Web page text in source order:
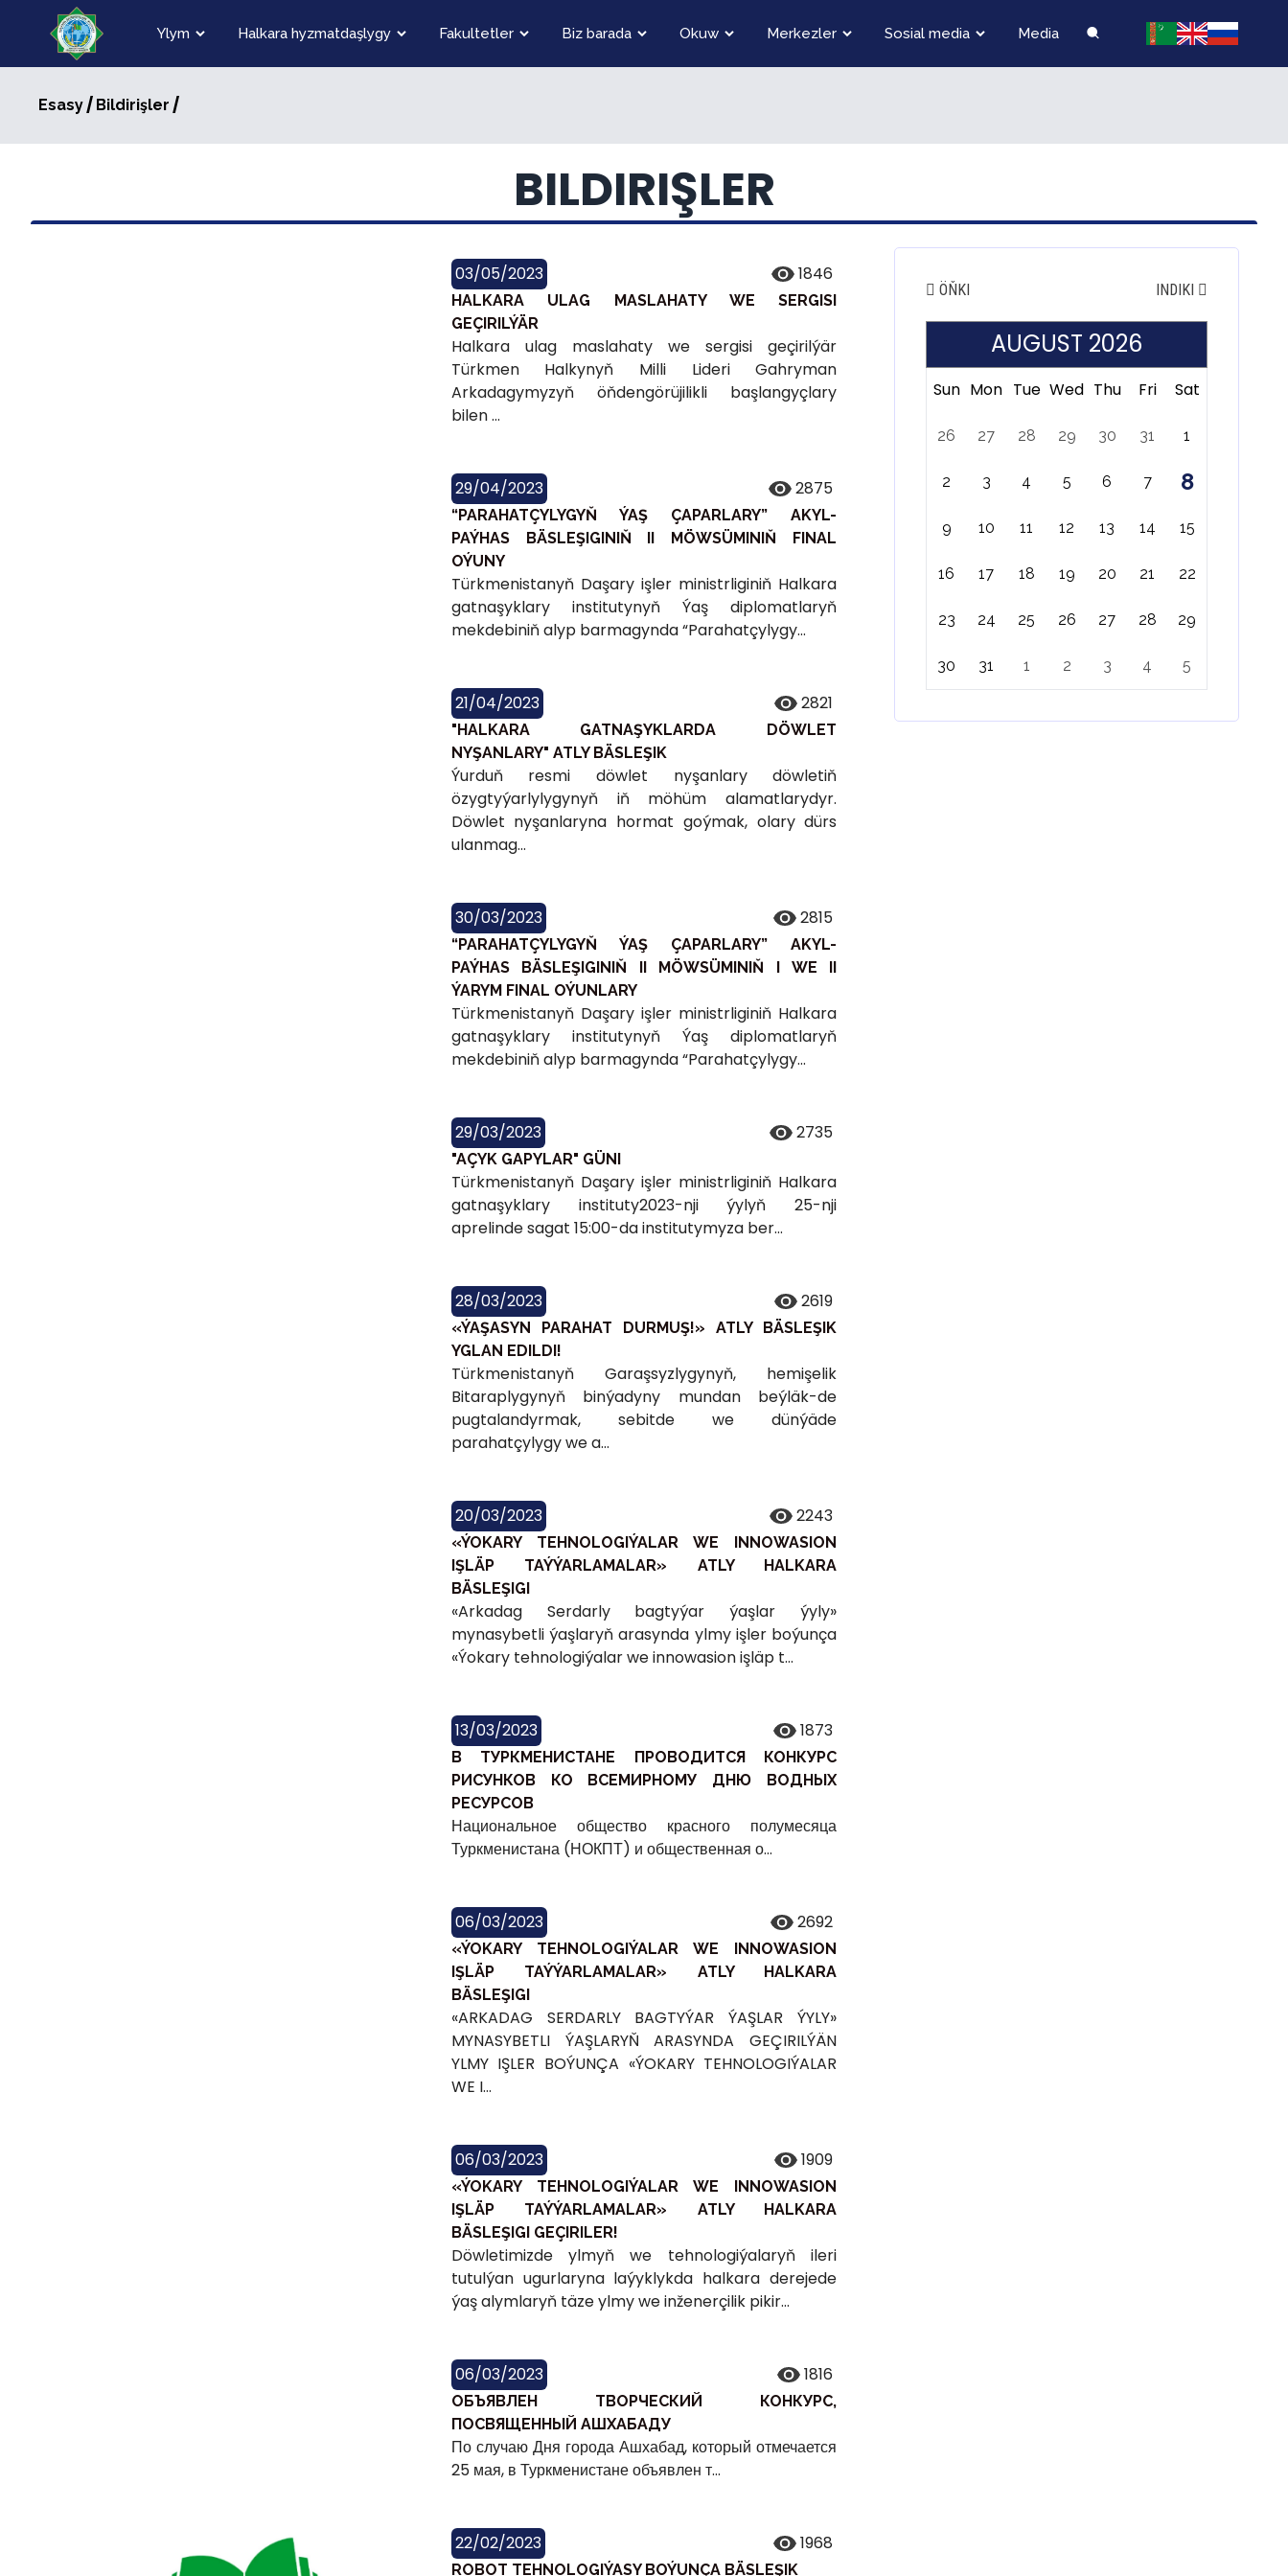
Ylym Halkara hyzmatdaşlygy Fakultetler Biz barada Okuw Merkezler Sosial media Media
Esasy/ Bildirişler /
BILDIRIŞLER
03/05/2023 1846
HALKARA ULAG MASLAHATY WE SERGISI
GEÇIRILÝÄR
Halkara ulag maslahaty we sergisi geçirilýär
Türkmen Halkynyň Milli Lideri Gahryman
Arkadagymyzyň öňdengörüjilikli başlangyçlary
bilen ...
29/04/2023 2875
“PARAHATÇYLYGYŇ ÝAŞ ÇAPARLARY” AKYL-
PAÝHAS BÄSLEŞIGINIŇ II MÖWSÜMINIŇ FINAL
OÝUNY
Türkmenistanyň Daşary işler ministrliginiň Halkara
gatnaşyklary institutynyň Ýaş diplomatlaryň
mekdebiniň alyp barmagynda “Parahatçylygy...
21/04/2023 2821
"HALKARA GATNAŞYKLARDA DÖWLET
NYŞANLARY" ATLY BÄSLEŞIK
Ýurduň resmi döwlet nyşanlary döwletiň
özygtyýarlylygynyň iň möhüm alamatlarydyr.
Döwlet nyşanlaryna hormat goýmak, olary dürs
ulanmag...
30/03/2023 2815
“PARAHATÇYLYGYŇ ÝAŞ ÇAPARLARY” AKYL-
PAÝHAS BÄSLEŞIGINIŇ II MÖWSÜMINIŇ I WE II
ÝARYM FINAL OÝUNLARY
Türkmenistanyň Daşary işler ministrliginiň Halkara
gatnaşyklary institutynyň Ýaş diplomatlaryň
mekdebiniň alyp barmagynda “Parahatçylygy...
29/03/2023 2735
"AÇYK GAPYLAR" GÜNI
Türkmenistanyň Daşary işler ministrliginiň Halkara
gatnaşyklary instituty2023-nji ýylyň 25-nji
aprelinde sagat 15:00-da institutymyza ber...
28/03/2023 2619
«ÝAŞASYN PARAHAT DURMUŞ!» ATLY BÄSLEŞIK
YGLAN EDILDI!
Türkmenistanyň Garaşsyzlygynyň, hemişelik
Bitaraplygynyň binýadyny mundan beýläk-de
pugtalandyrmak, sebitde we dünýäde
parahatçylygy we a...
20/03/2023 2243
«ÝOKARY TEHNOLOGIÝALAR WE INNOWASION
IŞLÄP TAÝÝARLAMALAR» ATLY HALKARA
BÄSLEŞIGI
«Arkadag Serdarly bagtyýar ýaşlar ýyly»
mynasybetli ýaşlaryň arasynda ylmy işler boýunça
«Ýokary tehnologiýalar we innowasion işläp t...
13/03/2023 1873
В ТУРКМЕНИСТАНЕ ПРОВОДИТСЯ КОНКУРС
РИСУНКОВ КО ВСЕМИРНОМУ ДНЮ ВОДНЫХ
РЕСУРСОВ
Национальное общество красного полумесяца
Туркменистана (НОКПТ) и общественная о...
06/03/2023 2692
«ÝOKARY TEHNOLOGIÝALAR WE INNOWASION
IŞLÄP TAÝÝARLAMALAR» ATLY HALKARA
BÄSLEŞIGI
«ARKADAG SERDARLY BAGTYÝAR ÝAŞLAR ÝYLY»
MYNASYBETLI ÝAŞLARYŇ ARASYNDA GEÇIRILÝÄN
YLMY IŞLER BOÝUNÇA «ÝOKARY TEHNOLOGIÝALAR
WE I...
06/03/2023 1909
«ÝOKARY TEHNOLOGIÝALAR WE INNOWASION
IŞLÄP TAÝÝARLAMALAR» ATLY HALKARA
BÄSLEŞIGI GEÇIRILER!
Döwletimizde ylmyň we tehnologiýalaryň ileri
tutulýan ugurlaryna laýyklykda halkara derejede
ýaş alymlaryň täze ylmy we inženerçilik pikir...
06/03/2023 1816
ОБЪЯВЛЕН ТВОРЧЕСКИЙ КОНКУРС,
ПОСВЯЩЕННЫЙ АШХАБАДУ
По случаю Дня города Ашхабад, который отмечается
25 мая, в Туркменистане объявлен т...
22/02/2023 1968
ROBOT TEHNOLOGIÝASY BOÝUNÇA BÄSLEŞIK
ÖŇKI INDIKI
AUGUST 2026
Sun Mon Tue Wed Thu Fri Sat
26 27 28 29 30 31 1
2 3 4 5 6 7 8
9 10 11 12 13 14 15
16 17 18 19 20 21 22
23 24 25 26 27 28 29
30 31 1 2 3 4 5